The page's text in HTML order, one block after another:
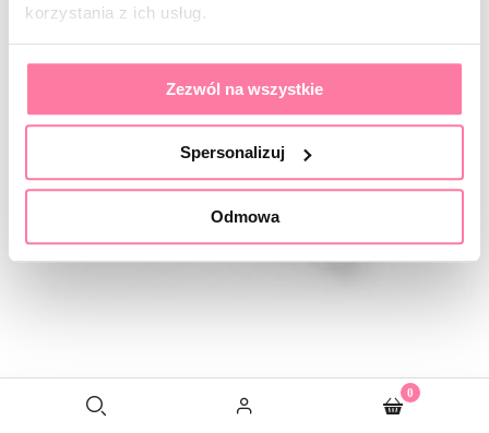
korzystania z ich usług.
Zezwól na wszystkie
Spersonalizuj
Odmowa
0